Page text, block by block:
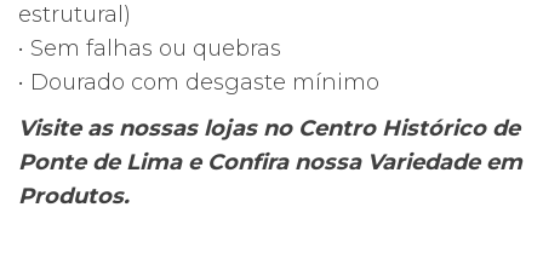
estrutural)
• Sem falhas ou quebras
• Dourado com desgaste mínimo
Visite as nossas lojas no Centro Histórico de
Ponte de Lima e Confira nossa Variedade em
Produtos.